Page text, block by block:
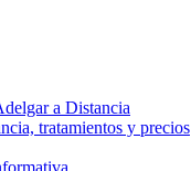
a Distancia
tratamientos y precios